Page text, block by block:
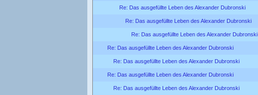
Re: Das ausgefüllte Leben des Alexander Dubronski
Re: Das ausgefüllte Leben des Alexander Dubronski
Re: Das ausgefüllte Leben des Alexander Dubronski
Re: Das ausgefüllte Leben des Alexander Dubronski
Re: Das ausgefüllte Leben des Alexander Dubronski
Re: Das ausgefüllte Leben des Alexander Dubronski
Re: Das ausgefüllte Leben des Alexander Dubronski